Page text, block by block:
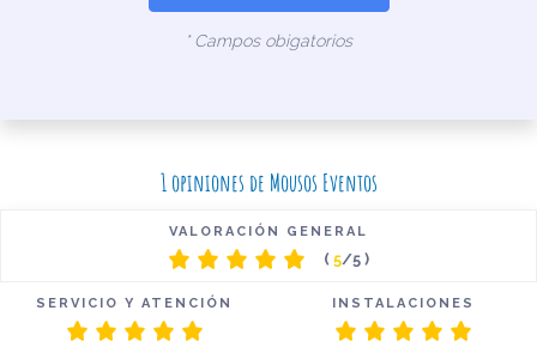
* Campos obigatorios
1 opiniones de Mousos Eventos
VALORACIÓN GENERAL
( 5/5 )
SERVICIO Y ATENCIÓN INSTALACIONES